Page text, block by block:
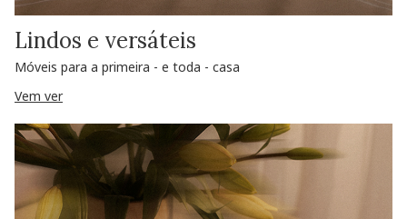
Lindos e versáteis
Móveis para a primeira - e toda - casa
Vem ver